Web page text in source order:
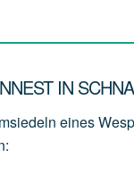
IN
eines